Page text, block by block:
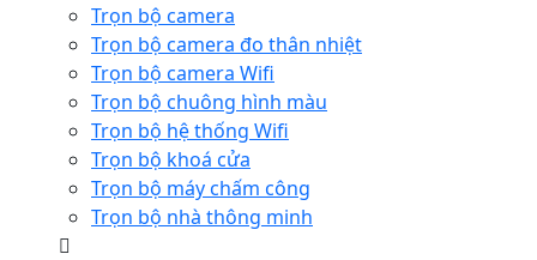
Trọn bộ camera
Trọn bộ camera đo thân nhiệt
Trọn bộ camera Wifi
Trọn bộ chuông hình màu
Trọn bộ hệ thống Wifi
Trọn bộ khoá cửa
Trọn bộ máy chấm công
Trọn bộ nhà thông minh